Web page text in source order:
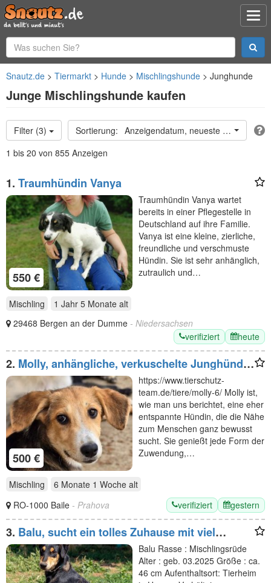
Snautz.de Tiermarkt Hunde Mischlingshunde Junghunde
Junge Mischlingshunde kaufen
Filter (3)
Anzeigendatum, neueste oben
1 bis 20 von 855 Anzeigen
1. Traumhündin Vanya
550 €
Traumhündin Vanya wartet
bereits in einer Pflegestelle in
Deutschland auf ihre Familie.
Vanya ist eine kleine, zierliche,
freundliche und verschmuste
Hündin. Sie ist sehr anhänglich,
zutraulich und…
Mischling 1 Jahr 5 Monate alt
29468 Bergen an der Dumme - Niedersachsen
verifiziert
heute
2. Molly, anhängliche, verkuschelte Junghündin
sucht ein fürsorgliches Zuhause, 6M, 35cm
500 €
https://www.tierschutz-
team.de/tiere/molly-6/ Molly ist,
wie man uns berichtet, eine eher
entspannte Hündin, die die Nähe
zum Menschen ganz bewusst
sucht. Sie genießt jede Form der
Zuwendung,…
Mischling 6 Monate 1 Woche alt
RO-1000 Baile - Prahova verifiziert gestern
3. Balu, sucht ein tolles Zuhause mit viel
Aktivität
Balu Rasse : Mischlingsrüde
Alter : geb. 03.2025 Größe : ca.
46 cm Aufenthaltsort: Tierheim